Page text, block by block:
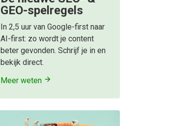
GEO-spelregels
In 2,5 uur van Google-first naar
AI-first: zo wordt je content
beter gevonden. Schrijf je in en
bekijk direct.
Meer weten